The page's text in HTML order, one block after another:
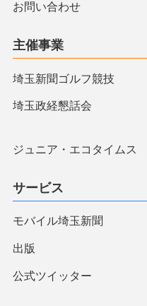
お問い合わせ
主催事業
埼玉新聞ゴルフ競技
埼玉政経懇話会
ジュニア・エコタイムス
サービス
モバイル埼玉新聞
出版
公式ツイッター